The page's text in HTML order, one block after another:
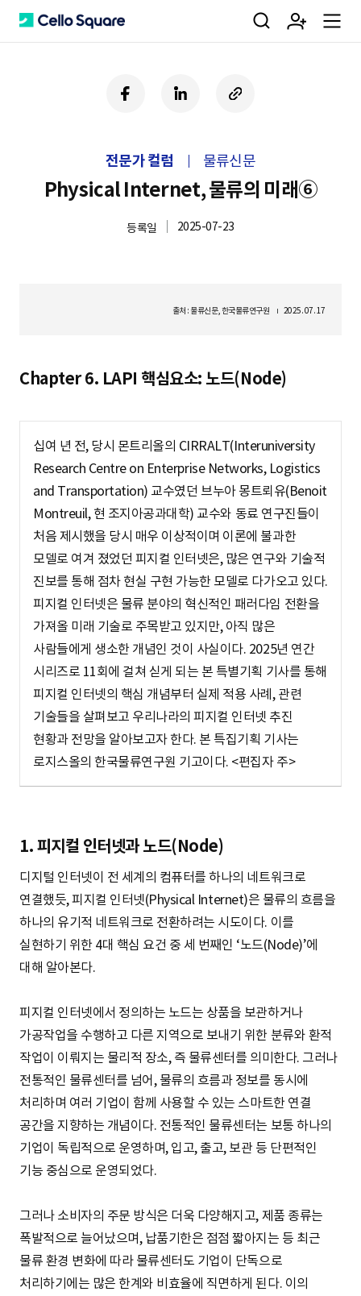
C 검 회 m
페
이
크
U
R
사
하
기
전문가 컬럼 물류신문
Physical Internet, 물류의 미래⑥
등록일 2025-07-23
출처 : 물류신문, 한국물류연구원 2025. 07. 17
Chapter 6. LAPI 핵심요소: 노드(Node)
십여 년 전, 당시 몬트리올의 CIRRALT(Interuniversity
Research Centre on Enterprise Networks, Logistics
and Transportation) 교수였던 브누아 몽트뢰유(Benoit
Montreuil, 현 조지아공과대학) 교수와 동료 연구진들이
처음 제시했을 당시 매우 이상적이며 이론에 불과한
모델로 여겨 졌었던 피지컬 인터넷은, 많은 연구와 기술적
진보를 통해 점차 현실 구현 가능한 모델로 다가오고 있다.
피지컬 인터넷은 물류 분야의 혁신적인 패러다임 전환을
가져올 미래 기술로 주목받고 있지만, 아직 많은
사람들에게 생소한 개념인 것이 사실이다. 2025년 연간
시리즈로 11회에 걸쳐 싣게 되는 본 특별기획 기사를 통해
피지컬 인터넷의 핵심 개념부터 실제 적용 사례, 관련
기술들을 살펴보고 우리나라의 피지컬 인터넷 추진
현황과 전망을 알아보고자 한다. 본 특집기획 기사는
로지스올의 한국물류연구원 기고이다. <편집자 주>
1. 피지컬 인터넷과 노드(Node)
디지털 인터넷이 전 세계의 컴퓨터를 하나의 네트워크로
연결했듯, 피지컬 인터넷(Physical Internet)은 물류의 흐름을
하나의 유기적 네트워크로 전환하려는 시도이다. 이를
실현하기 위한 4대 핵심 요건 중 세 번째인 ‘노드(Node)’에
대해 알아본다.
피지컬 인터넷에서 정의하는 노드는 상품을 보관하거나
가공작업을 수행하고 다른 지역으로 보내기 위한 분류와 환적
작업이 이뤄지는 물리적 장소, 즉 물류센터를 의미한다. 그러나
전통적인 물류센터를 넘어, 물류의 흐름과 정보를 동시에
처리하며 여러 기업이 함께 사용할 수 있는 스마트한 연결
공간을 지향하는 개념이다. 전통적인 물류센터는 보통 하나의
기업이 독립적으로 운영하며, 입고, 출고, 보관 등 단편적인
기능 중심으로 운영되었다.
그러나 소비자의 주문 방식은 더욱 다양해지고, 제품 종류는
폭발적으로 늘어났으며, 납품기한은 점점 짧아지는 등 최근
물류 환경 변화에 따라 물류센터도 기업이 단독으로
처리하기에는 많은 한계와 비효율에 직면하게 된다. 이의